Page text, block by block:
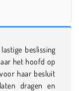
beslissing
het hoofd op
haar besluit
dragen en